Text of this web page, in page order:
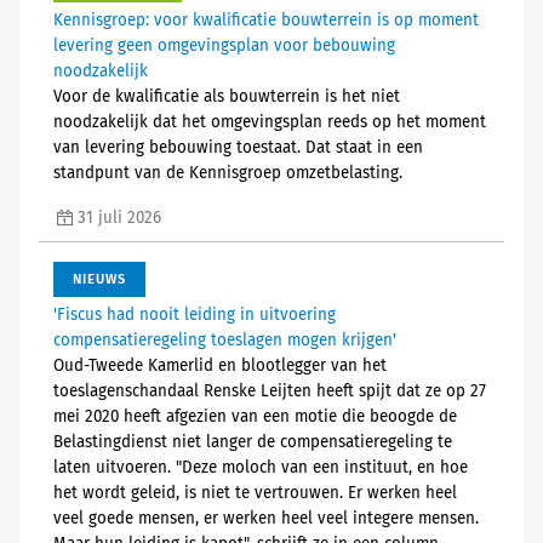
Kennisgroep: voor kwalificatie bouwterrein is op moment
levering geen omgevingsplan voor bebouwing
noodzakelijk
Voor de kwalificatie als bouwterrein is het niet
noodzakelijk dat het omgevingsplan reeds op het moment
van levering bebouwing toestaat. Dat staat in een
standpunt van de Kennisgroep omzetbelasting.
31 juli 2026
NIEUWS
'Fiscus had nooit leiding in uitvoering
compensatieregeling toeslagen mogen krijgen'
Oud-Tweede Kamerlid en blootlegger van het
toeslagenschandaal Renske Leijten heeft spijt dat ze op 27
mei 2020 heeft afgezien van een motie die beoogde de
Belastingdienst niet langer de compensatieregeling te
laten uitvoeren. "Deze moloch van een instituut, en hoe
het wordt geleid, is niet te vertrouwen. Er werken heel
veel goede mensen, er werken heel veel integere mensen.